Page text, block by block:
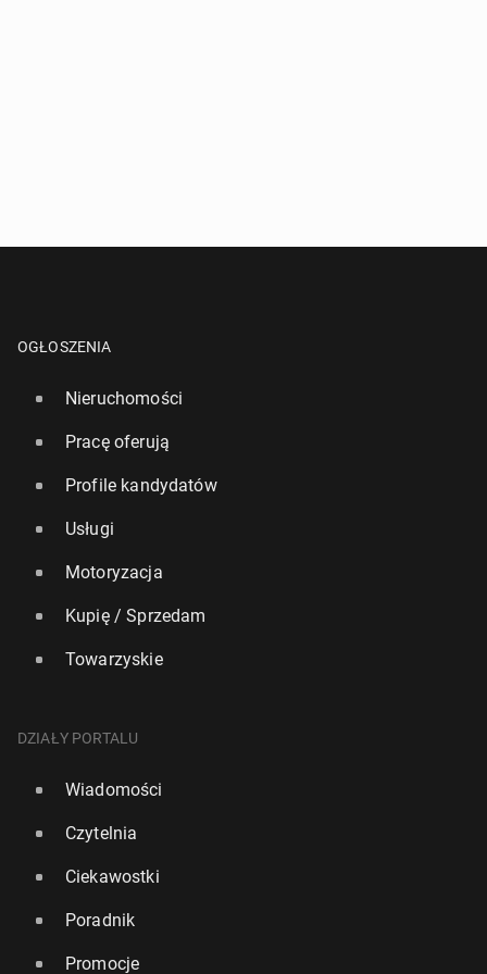
OGŁOSZENIA
Nieruchomości
Pracę oferują
Profile kandydatów
Usługi
Motoryzacja
Kupię / Sprzedam
Towarzyskie
DZIAŁY PORTALU
Wiadomości
Czytelnia
Ciekawostki
Poradnik
Promocje